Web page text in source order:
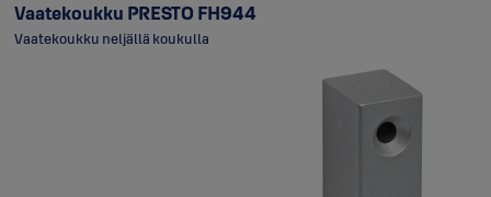
Vaatekoukku PRESTO FH944
Vaatekoukku neljällä koukulla